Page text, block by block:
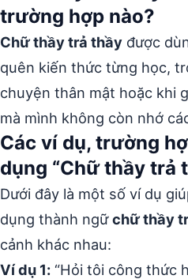
trường hợp nào?
Chữ thầy trả thầy được
quên kiến thức từng học,
chuyện thân mật hoặc khi
mà mình không còn nhớ
Các ví dụ, trường
dụng “Chữ thầy trả
Dưới đây là một số ví dụ
dụng thành ngữchữ thầy
cảnh khác nhau:
Ví dụ 1: “Hỏi tôi công thức